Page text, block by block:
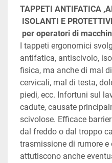
TAPPETI ANTIFATICA
ISOLANTI E PROTETTIVI
per operatori di
I tappeti ergonomici
antifatica, antiscivolo,
fisica, ma anche di mal
cervicali, mal di testa,
piedi, ecc. Infortuni sul
cadute, causate
scivolose. Efficace
dal freddo o dal troppo
trasmissione di rumore
attutiscono anche